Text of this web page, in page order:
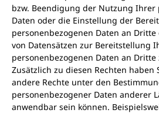
bzw. Beendigung der Nutzung Ihrer
Daten oder die Einstellung der
personenbezogenen Daten an
von Datensätzen zur Bereitstellung
personenbezogenen Daten an Dritte
Zusätzlich zu diesen Rechten haben
andere Rechte unter den
personenbezogener Daten anderer
anwendbar sein können.